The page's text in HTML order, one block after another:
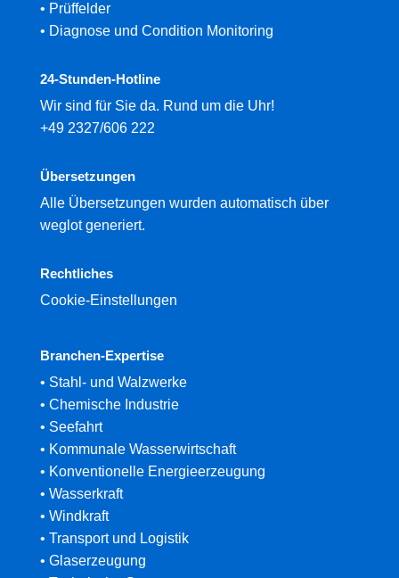
• Prüffelder
• Diagnose und Condition Monitoring
24-Stunden-Hotline
Wir sind für Sie da. Rund um die Uhr!
+49 2327/606 222
Übersetzungen
Alle Übersetzungen wurden automatisch über
weglot generiert.
Rechtliches
Cookie-Einstellungen
Branchen-Expertise
• Stahl- und Walzwerke
• Chemische Industrie
• Seefahrt
• Kommunale Wasserwirtschaft
• Konventionelle Energieerzeugung
• Wasserkraft
• Windkraft
• Transport und Logistik
• Glaserzeugung